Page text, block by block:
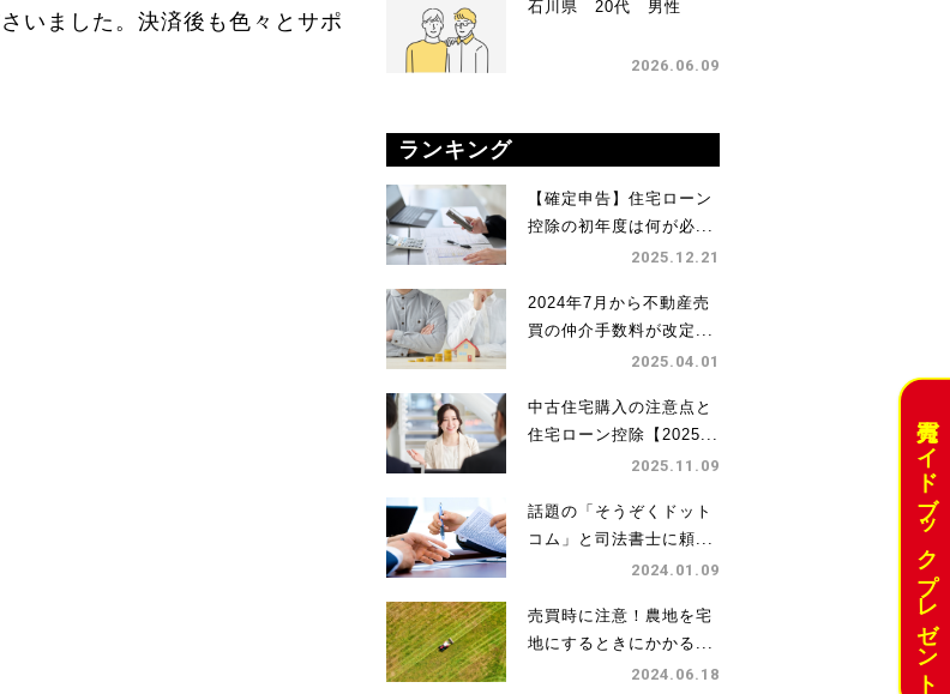
いました。決済後も色々とサポ
石川県 20代 男性
2026.06.09
ランキング
【確定申告】住宅ローン
控除の初年度は何が必...
2025.12.21
2024年7月から不動産売
買の仲介手数料が改定...
2025.04.01
中古住宅購入の注意点と
住宅ローン控除【2025...
2025.11.09
話題の「そうぞくドット
コム」と司法書士に頼...
2024.01.09
売買時に注意！農地を宅
地にするときにかかる...
2024.06.18
売買ガイドブックプレゼント